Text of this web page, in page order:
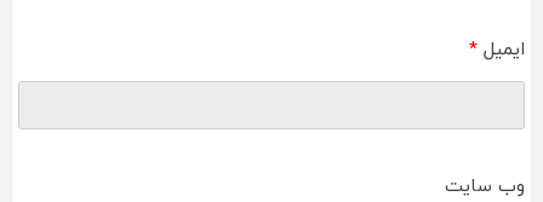
ایمیل *
وب‌ سایت